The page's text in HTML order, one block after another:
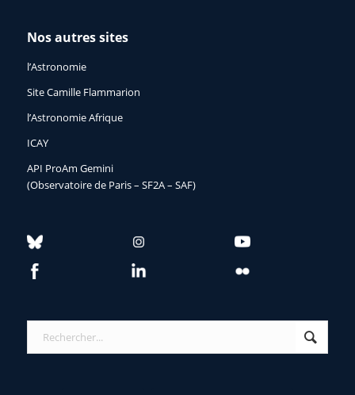
Nos autres sites
l’Astronomie
Site Camille Flammarion
l’Astronomie Afrique
ICAY
API ProAm Gemini
(Observatoire de Paris – SF2A – SAF)